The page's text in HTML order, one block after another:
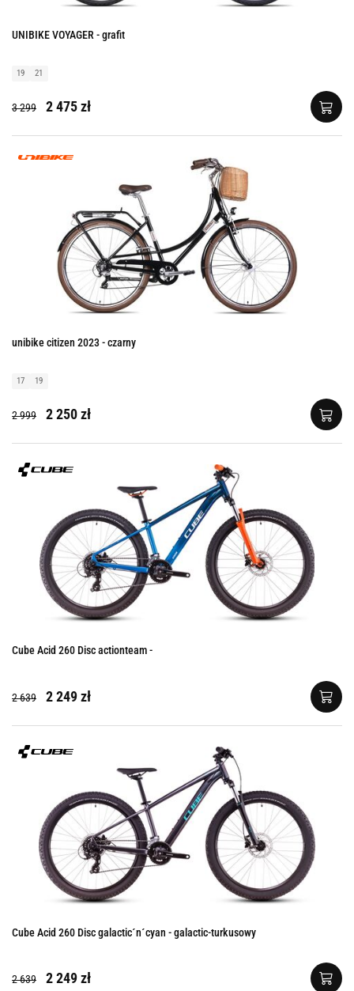
UNIBIKE VOYAGER - grafit
19 21
3 299 2 475 zł
unibike citizen 2023 - czarny
17 19
2 999 2 250 zł
Cube Acid 260 Disc actionteam -
2 639 2 249 zł
Cube Acid 260 Disc galactic´n´cyan - galactic-turkusowy
2 639 2 249 zł